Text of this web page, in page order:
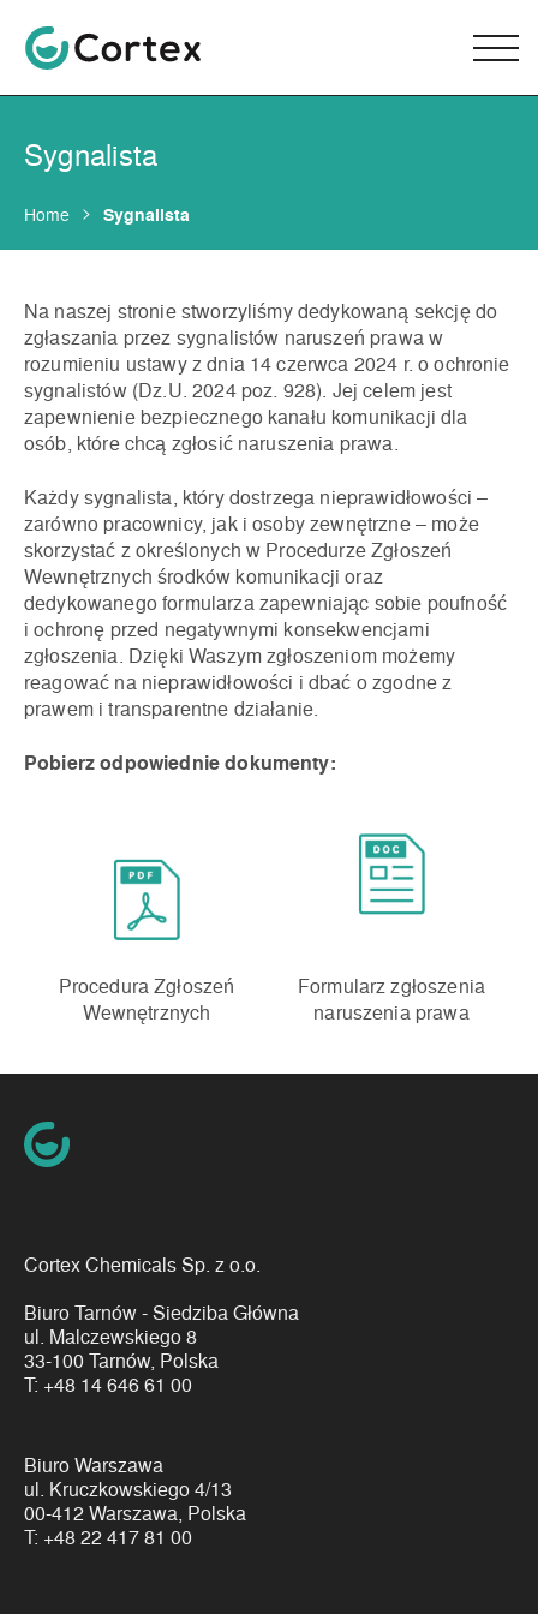
Sygnalista
Home Sygnalista
Na naszej stronie stworzyliśmy dedykowaną sekcję do
zgłaszania przez sygnalistów naruszeń prawa w
rozumieniu ustawy z dnia 14 czerwca 2024 r. o ochronie
sygnalistów (Dz.U. 2024 poz. 928). Jej celem jest
zapewnienie bezpiecznego kanału komunikacji dla
osób, które chcą zgłosić naruszenia prawa.
Każdy sygnalista, który dostrzega nieprawidłowości –
zarówno pracownicy, jak i osoby zewnętrzne – może
skorzystać z określonych w Procedurze Zgłoszeń
Wewnętrznych środków komunikacji oraz
dedykowanego formularza zapewniając sobie poufność
i ochronę przed negatywnymi konsekwencjami
zgłoszenia. Dzięki Waszym zgłoszeniom możemy
reagować na nieprawidłowości i dbać o zgodne z
prawem i transparentne działanie.
Pobierz odpowiednie dokumenty:
Procedura Zgłoszeń
Wewnętrznych
Formularz zgłoszenia
naruszenia prawa
Cortex Chemicals Sp. z o.o.
Biuro Tarnów - Siedziba Główna
ul. Malczewskiego 8
33-100 Tarnów, Polska
T: +48 14 646 61 00
Biuro Warszawa
ul. Kruczkowskiego 4/13
00-412 Warszawa, Polska
T: +48 22 417 81 00